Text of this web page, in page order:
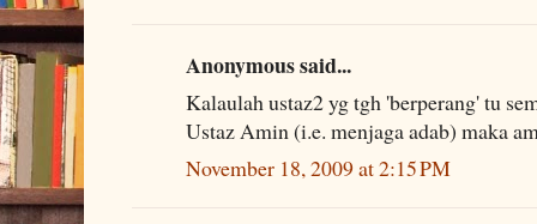
Anonymous said...
Kalaulah ustaz2 yg tgh 'berperang' tu
Ustaz Amin (i.e. menjaga adab) maka
November 18, 2009 at 2:15 PM